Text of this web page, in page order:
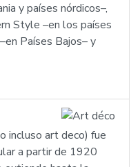
y países nórdicos–,
Style –en los países
Países Bajos– y
incluso art deco) fue
a partir de 1920